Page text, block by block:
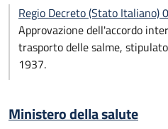
Regio Decreto (Stato
Approvazione dell'accordo
trasporto delle salme,
1937.
Ministero della salute